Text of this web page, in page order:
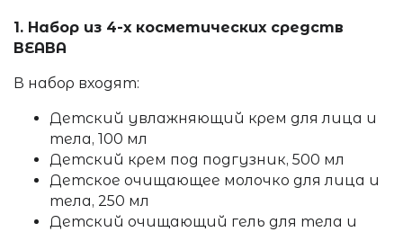
1. Набор из 4-х косметических средств
BEABA
В набор входят:
Детский увлажняющий крем для лица и
тела, 100 мл
Детский крем под подгузник, 500 мл
Детское очищающее молочко для лица и
тела, 250 мл
Детский очищающий гель для тела и